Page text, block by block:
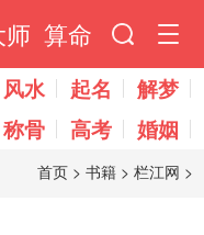
师 算命
风水 起名
解梦
称骨 高考 婚姻
首页 > 书籍 > 栏江网 >